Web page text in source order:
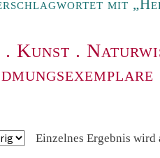
mit
. Kunst .
Einzelnes Ergebnis wird